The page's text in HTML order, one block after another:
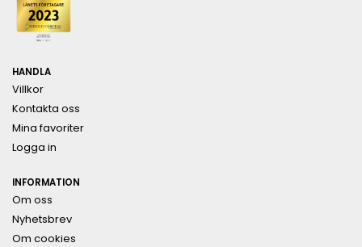
HANDLA
Villkor
Kontakta oss
Mina favoriter
Logga in
INFORMATION
Om oss
Nyhetsbrev
Om cookies